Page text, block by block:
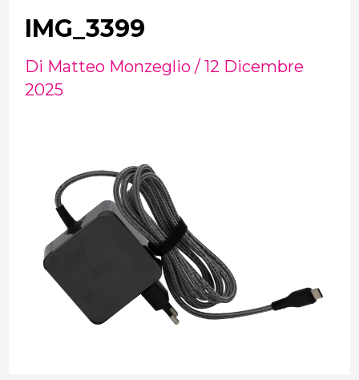
IMG_3399
Di Matteo Monzeglio / 12 Dicembre
2025